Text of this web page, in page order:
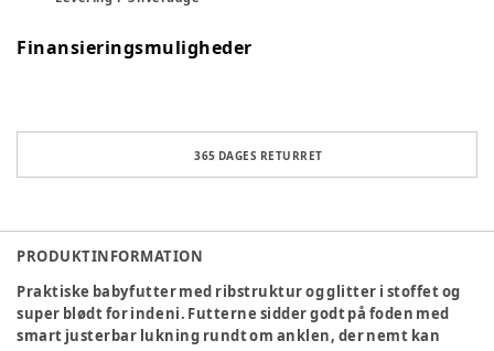
Finansieringsmuligheder
365 DAGES RETURRET
PRODUKTINFORMATION
Praktiske babyfutter med ribstruktur og glitter i stoffet og
super blødt for indeni. Futterne sidder godt på foden med
smart justerbar lukning rundt om anklen, der nemt kan